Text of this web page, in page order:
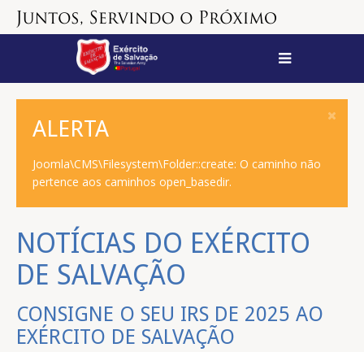
ALERTA
Joomla\CMS\Filesystem\Folder::create: O caminho não
pertence aos caminhos open_basedir.
NOTÍCIAS DO EXÉRCITO
DE SALVAÇÃO
CONSIGNE O SEU IRS DE 2025 AO
EXÉRCITO DE SALVAÇÃO